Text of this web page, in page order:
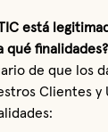
está
qué finalidades?
de que los
Clientes y